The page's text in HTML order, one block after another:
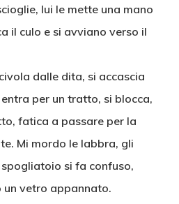
lui le mette una mano
il culo e si avviano verso il
dalle dita, si accascia
per un tratto, si blocca,
fatica a passare per la
Mi mordo le labbra, gli
si fa confuso,
vetro appannato.